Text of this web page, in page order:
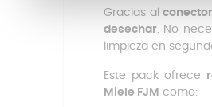
Gracias al
desechar. No
limpieza en
Este pack ofrece
Miele FJM como: